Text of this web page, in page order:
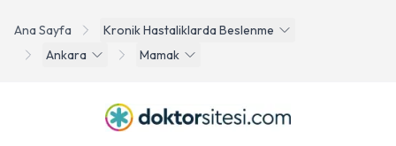
Ana Sayfa
Kronik Hastaliklarda Beslenme
Ankara
Mamak